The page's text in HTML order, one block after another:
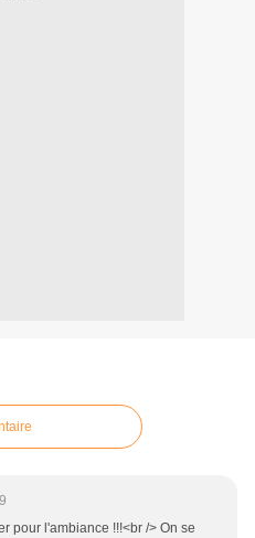
pour l'ambiance !!!<br /> On se